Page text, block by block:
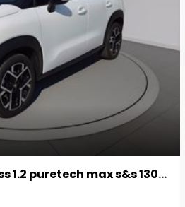
CITROEN C3 aircross 1.2 puretech max s&s 130cv eat6